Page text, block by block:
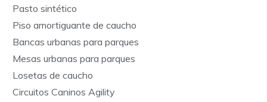
Pasto sintético
Piso amortiguante de caucho
Bancas urbanas para parques
Mesas urbanas para parques
Losetas de caucho
Circuitos Caninos Agility